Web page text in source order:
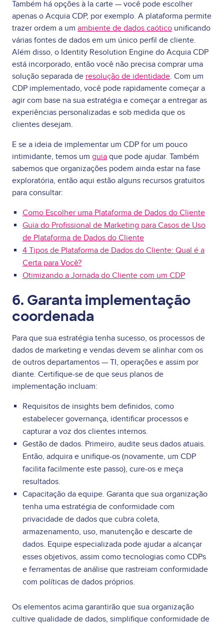
Também há opções à la carte — você pode escolher
apenas o Acquia CDP, por exemplo. A plataforma permite
trazer ordem a um ambiente de dados caótico unificando
várias fontes de dados em um único perfil de cliente.
Além disso, o Identity Resolution Engine do Acquia CDP
está incorporado, então você não precisa comprar uma
solução separada de resolução de identidade. Com um
CDP implementado, você pode rapidamente começar a
agir com base na sua estratégia e começar a entregar as
experiências personalizadas e sob medida que os
clientes desejam.
E se a ideia de implementar um CDP for um pouco
intimidante, temos um guia que pode ajudar. Também
sabemos que organizações podem ainda estar na fase
exploratória, então aqui estão alguns recursos gratuitos
para consultar:
Como Escolher uma Plataforma de Dados do Cliente
Guia do Profissional de Marketing para Casos de Uso
de Plataforma de Dados do Cliente
4 Tipos de Plataforma de Dados do Cliente: Qual é a
Certa para Você?
Otimizando a Jornada do Cliente com um CDP
6. Garanta implementação
coordenada
Para que sua estratégia tenha sucesso, os processos de
dados de marketing e vendas devem se alinhar com os
de outros departamentos — TI, operações e assim por
diante. Certifique-se de que seus planos de
implementação incluam:
Requisitos de insights bem definidos, como
estabelecer governança, identificar processos e
capturar a voz dos clientes internos.
Gestão de dados. Primeiro, audite seus dados atuais.
Então, adquira e unifique-os (novamente, um CDP
facilita facilmente este passo), cure-os e meça
resultados.
Capacitação da equipe. Garanta que sua organização
tenha uma estratégia de conformidade com
privacidade de dados que cubra coleta,
armazenamento, uso, manutenção e descarte de
dados. Equipe especializada pode ajudar a alcançar
esses objetivos, assim como tecnologias como CDPs
e ferramentas de análise que rastreiam conformidade
com políticas de dados próprios.
Os elementos acima garantirão que sua organização
cultive qualidade de dados, simplifique conformidade de